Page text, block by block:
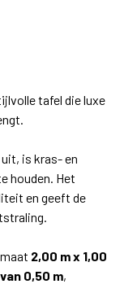
tafel die luxe
is kras- en
houden. Het
en geeft de
2,00 m x 1,00
0,50 m,